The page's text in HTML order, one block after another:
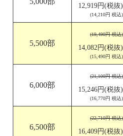
12,919円(税抜)
(14,210円 税込)
5,500部
(19,490円 税込)
14,082円(税抜)
(15,490円 税込)
6,000部
(21,100円 税込)
15,246円(税抜)
(16,770円 税込)
6,500部
(22,710円 税込)
16,409円(税抜)